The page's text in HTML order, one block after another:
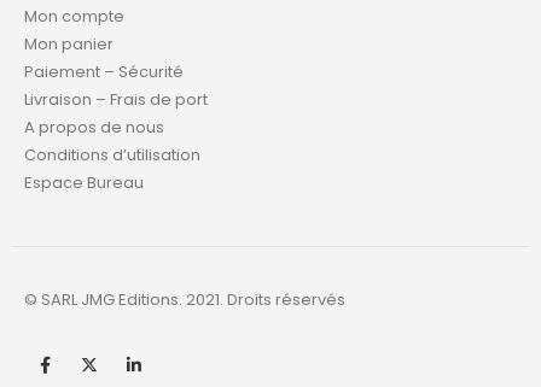
Mon compte
Mon panier
Paiement – Sécurité
Livraison – Frais de port
A propos de nous
Conditions d’utilisation
Espace Bureau
© SARL JMG Editions. 2021. Droits réservés